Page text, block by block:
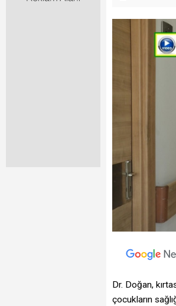
Dr. Doğan,
çocukların